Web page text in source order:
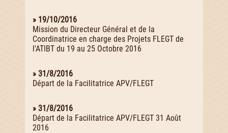
» 19/10/2016
Mission du Directeur Général et de la
Coordinatrice en charge des Projets FLEGT de
l'ATIBT du 19 au 25 Octobre 2016
» 31/8/2016
Départ de la Facilitatrice APV/FLEGT
» 31/8/2016
Départ de la Facilitatrice APV/FLEGT 31 Août
2016